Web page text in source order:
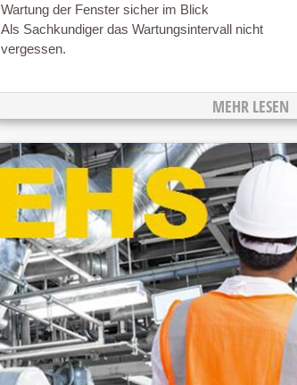
Wartung der Fenster sicher im Blick
Als Sachkundiger das Wartungsintervall nicht
vergessen.
MEHR LESEN